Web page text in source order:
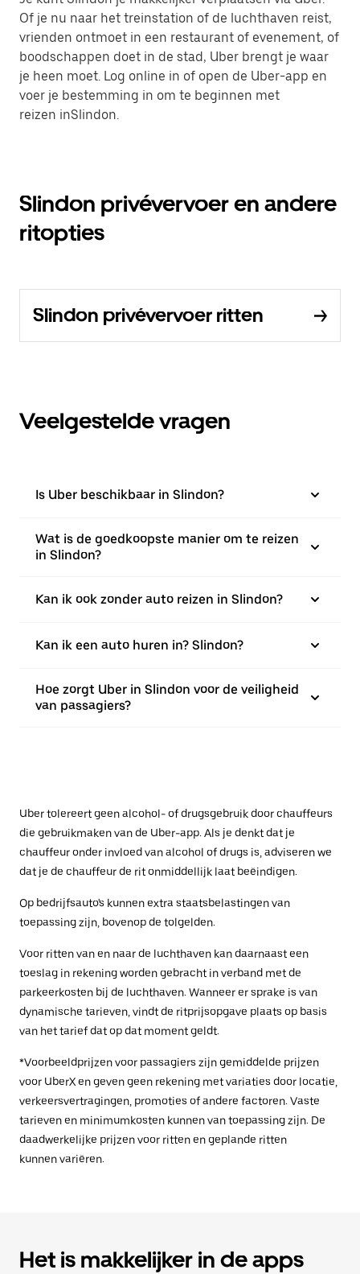
Of je nu naar het treinstation of de luchthaven reist,
vrienden ontmoet in een restaurant of evenement, of
boodschappen doet in de stad, Uber brengt je waar
je heen moet. Log online in of open de Uber-app en
voer je bestemming in om te beginnen met
reizen inSlindon.
Slindon privévervoer en andere
ritopties
Slindon privévervoer ritten
Veelgestelde vragen
Is Uber beschikbaar in Slindon?
Wat is de goedkoopste manier om te reizen
in Slindon?
Kan ik ook zonder auto reizen in Slindon?
Kan ik een auto huren in? Slindon?
Hoe zorgt Uber in Slindon voor de veiligheid
van passagiers?
Uber tolereert geen alcohol- of drugsgebruik door chauffeurs
die gebruikmaken van de Uber-app. Als je denkt dat je
chauffeur onder invloed van alcohol of drugs is, adviseren we
dat je de chauffeur de rit onmiddellijk laat beëindigen.
Op bedrijfsauto's kunnen extra staatsbelastingen van
toepassing zijn, bovenop de tolgelden.
Voor ritten van en naar de luchthaven kan daarnaast een
toeslag in rekening worden gebracht in verband met de
parkeerkosten bij de luchthaven. Wanneer er sprake is van
dynamische tarieven, vindt de ritprijsopgave plaats op basis
van het tarief dat op dat moment geldt.
*Voorbeeldprijzen voor passagiers zijn gemiddelde prijzen
voor UberX en geven geen rekening met variaties door locatie,
verkeersvertragingen, promoties of andere factoren. Vaste
tarieven en minimumkosten kunnen van toepassing zijn. De
daadwerkelijke prijzen voor ritten en geplande ritten
kunnen variëren.
Het is makkelijker in de apps